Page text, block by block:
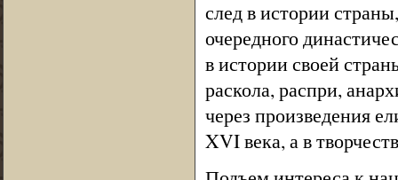
след в истории
очередного
в истории своей
раскола, распри,
через произведения
XVI века, а в